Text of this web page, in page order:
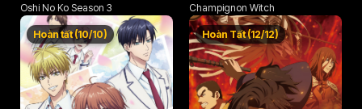
Oshi No Ko Season 3 Champignon Witch
Hoàn tất (10/10) Hoàn Tất (12/12)